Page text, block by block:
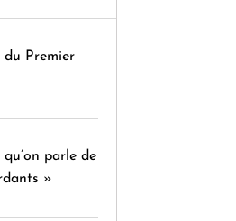
du Premier
parle de
»